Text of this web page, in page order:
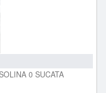
0 SUCATA